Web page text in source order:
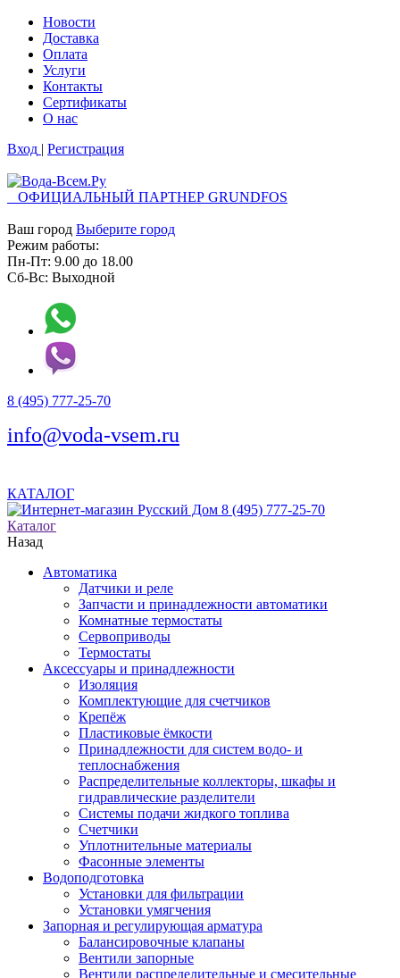
Новости
Доставка
Оплата
Услуги
Контакты
Cертификаты
О нас
Вход | Регистрация
ОФИЦИАЛЬНЫЙ ПАРТНЕР GRUNDFOS
Ваш город Выберите город
Режим работы:
Пн-Пт: 9.00 до 18.00
Сб-Вс: Выходной
8 (495) 777-25-70
info@voda-vsem.ru
КАТАЛОГ
8 (495) 777-25-70
Каталог
Назад
Автоматика
Датчики и реле
Запчасти и принадлежности автоматики
Комнатные термостаты
Сервоприводы
Термостаты
Аксессуары и принадлежности
Изоляция
Комплектующие для счетчиков
Крепёж
Пластиковые ёмкости
Принадлежности для систем водо- и
теплоснабжения
Распределительные коллекторы, шкафы и
гидравлические разделители
Системы подачи жидкого топлива
Счетчики
Уплотнительные материалы
Фасонные элементы
Водоподготовка
Установки для фильтрации
Установки умягчения
Запорная и регулирующая арматура
Балансировочные клапаны
Вентили запорные
Вентили распределительные и смесительные